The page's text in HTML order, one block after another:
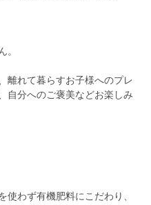
。
離れて暮らすお子様へのプレ
自分へのご褒美などお楽しみ
使わず有機肥料にこだわり、